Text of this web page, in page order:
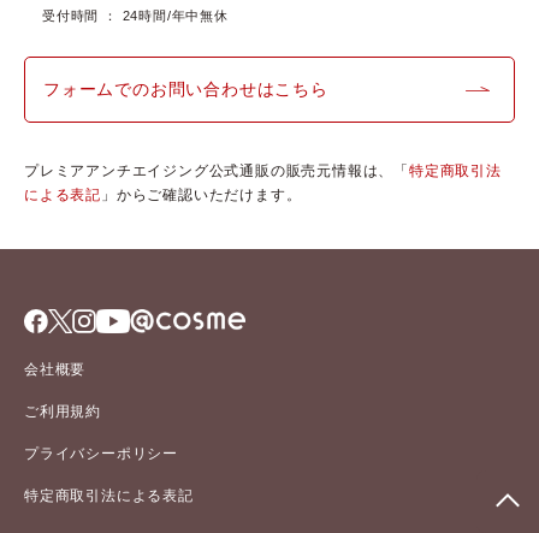
受付時間 ： 24時間/年中無休
フォームでのお問い合わせはこちら
プレミアアンチエイジング公式通販の販売元情報は、「特定商取引法
による表記 」からご確認いただけます。
会社概要
ご利用規約
プライバシーポリシー
特定商取引法による表記